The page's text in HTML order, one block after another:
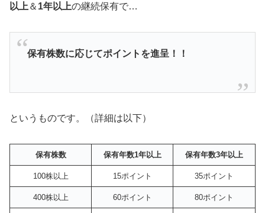
以上 ＆ 1年以上の継続保有で…
保有株数に応じてポイントを進呈！！
というものです。（詳細は以下）
保有株数 保有年数1年以上 保有年数3年以上
100株以上 15ポイント 35ポイント
400株以上 60ポイント 80ポイント